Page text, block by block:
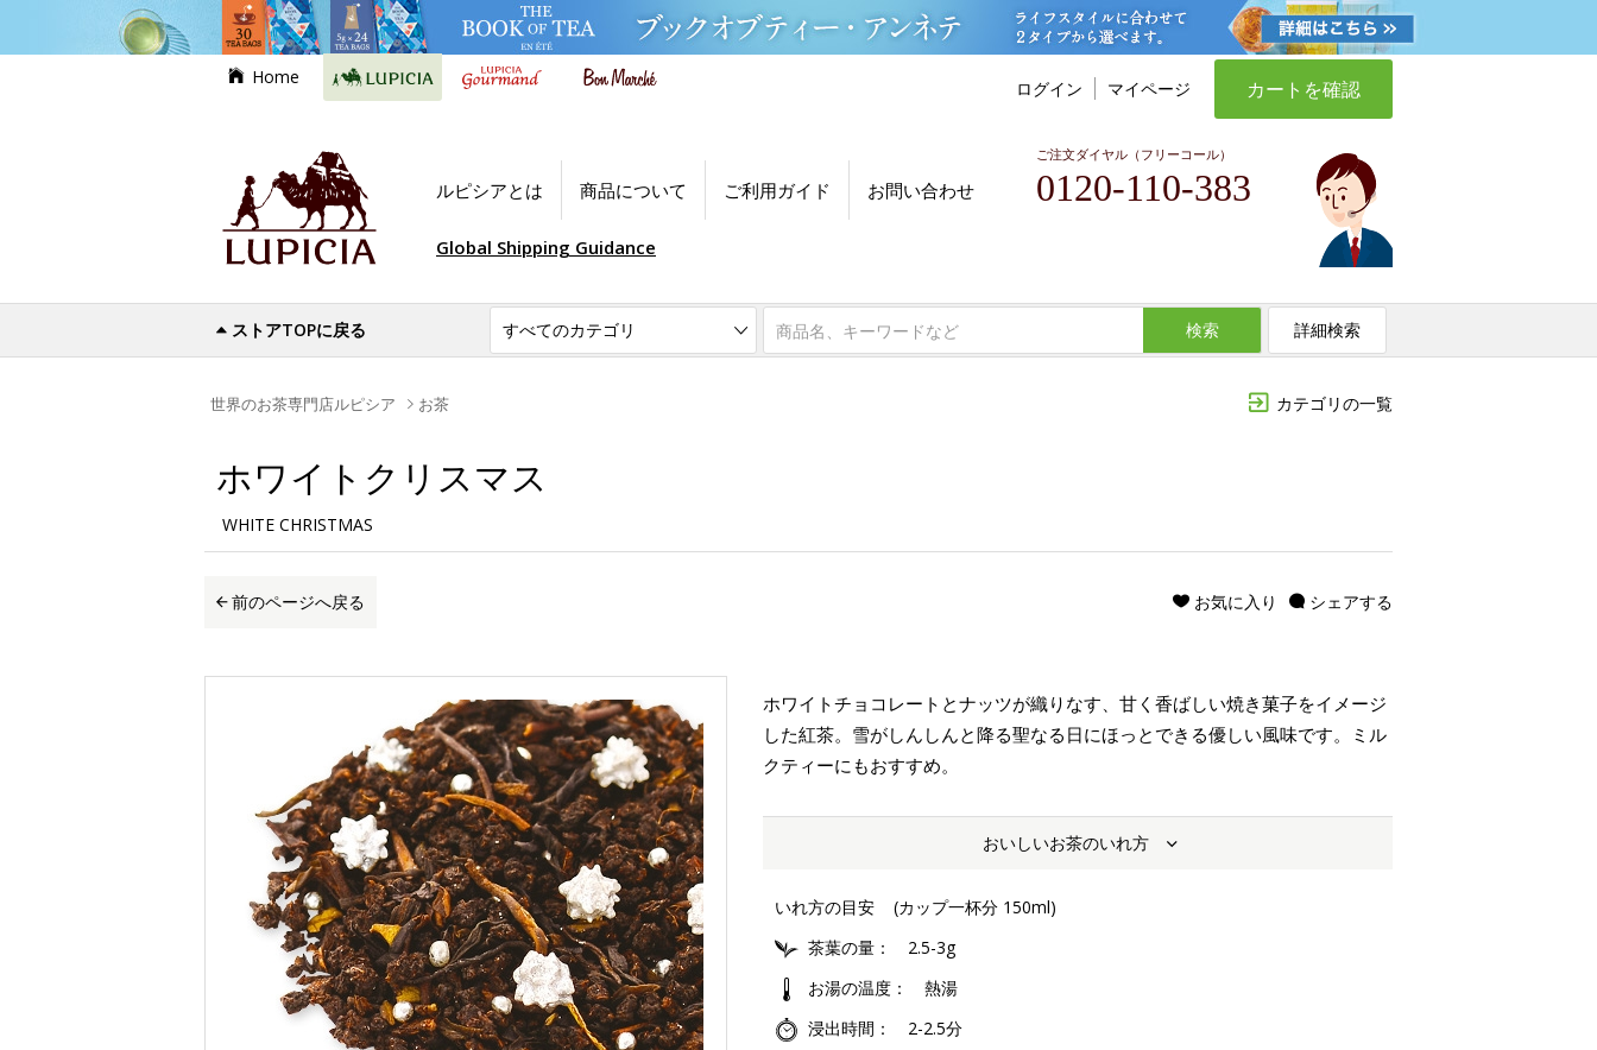
Home
ログイン マイページ カートを確認
ルピシアとは 商品について ご利用ガイド お問い合わせ
ご注文ダイヤル（フリーコール）
0120-110-383
Global Shipping Guidance
ストアTOPに戻る 検索 詳細検索
カテゴリの一覧
世界のお茶専門店ルピシア お茶
ホワイトクリスマス
WHITE CHRISTMAS
前のページへ戻る シェアする
お気に入り
ホワイトチョコレートとナッツが織りなす、甘く香ばしい焼き菓子をイメージ
した紅茶。雪がしんしんと降る聖なる日にほっとできる優しい風味です。ミル
クティーにもおすすめ。
おいしいお茶のいれ方
いれ方の目安
(カップ一杯分 150ml)
茶葉の量
2.5-3g
お湯の温度
熱湯
浸出時間
2-2.5分